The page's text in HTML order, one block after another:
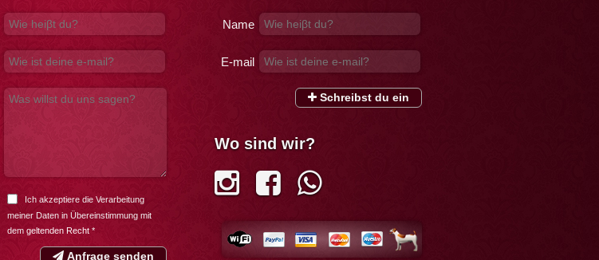
Ich akzeptiere die Verarbeitung
meiner Daten in Übereinstimmung mit
dem geltenden Recht *
Anfrage senden
Name
E-mail
Schreibst du ein
Wo sind wir?